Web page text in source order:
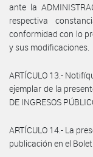
ante la
respectiva
conformidad con lo
y sus modificaciones.
ARTÍCULO 13.-
ejemplar de la
DE INGRESOS
ARTÍCULO 14.- La
publicación en el